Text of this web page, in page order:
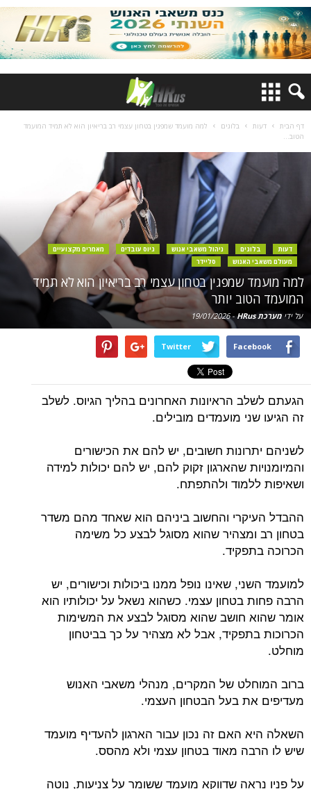
דף הבית דעות בלוגים
למה מועמד שמפגין בטחון עצמי רב בריאיון הוא לא תמיד המועמד
הטוב...
דעות בלוגים ניהול משאבי אנוש גיוס עובדים
מאמרים מקצועיים
מעולם משאבי האנוש
סליידר
למה מועמד שמפגין בטחון עצמי רב בריאיון הוא לא תמיד
המועמד הטוב יותר
על ידימערכת HRus -
19/01/2026
Facebook
Twitter
הגעתם לשלב הראיונות האחרונים בהליך הגיוס. לשלב
זה הגיעו שני מועמדים מובילים.
לשניהם יתרונות חשובים, יש להם את הכישורים
והמיומנויות שהארגון זקוק להם, יש להם יכולות למידה
ושאיפות ללמוד ולהתפתח.
ההבדל העיקרי והחשוב ביניהם הוא שאחד מהם משדר
בטחון רב ומצהיר שהוא מסוגל לבצע כל משימה
הכרוכה בתפקיד.
למועמד השני, שאינו נופל ממנו ביכולות וכישורים, יש
הרבה פחות בטחון עצמי. כשהוא נשאל על יכולותיו הוא
אומר שהוא חושב שהוא מסוגל לבצע את המשימות
הכרוכות בתפקיד, אבל לא מצהיר על כך בביטחון
מוחלט.
ברוב המוחלט של המקרים, מנהלי משאבי האנוש
מעדיפים את בעל הבטחון העצמי.
השאלה היא האם זה נכון עבור הארגון להעדיף מועמד
שיש לו הרבה מאוד בטחון עצמי ולא מהסס.
על פניו נראה שדווקא מועמד ששומר על צניעות, נוטה